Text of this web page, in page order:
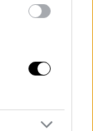
σε
έγινε
σε αυτούς